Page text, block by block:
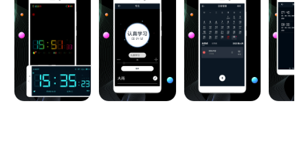
功能：
- 支持24/12小时格式
- 字体颜色、日期格式均可自定义设置，选择多样
- 功能齐全，集闹钟、日历等功能于一体
- 界面精美，简洁方便